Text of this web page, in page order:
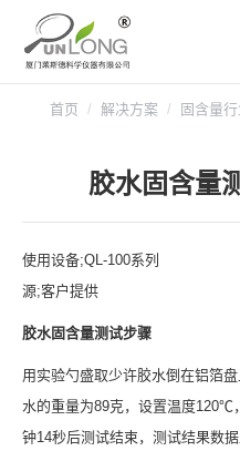
您在这里：
首页 解决方案 固含量
胶水固含量
使用设备;QL-100
源;客户提供
胶水固含量测试步骤
用实验勺盛取少许胶水倒在铝箔
水的重量为89克，设置温度120℃
钟14秒后测试结束，测试结果数